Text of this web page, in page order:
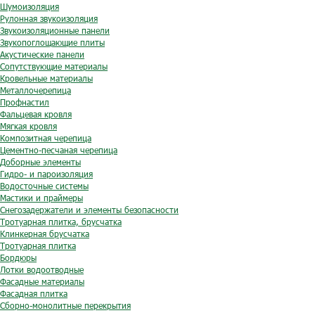
Шумоизоляция
Рулонная звукоизоляция
Звукоизоляционные панели
Звукопоглощающие плиты
Акустические панели
Сопутствующие материалы
Кровельные материалы
Металлочерепица
Профнастил
Фальцевая кровля
Мягкая кровля
Композитная черепица
Цементно-песчаная черепица
Доборные элементы
Гидро- и пароизоляция
Водосточные системы
Мастики и праймеры
Снегозадержатели и элементы безопасности
Тротуарная плитка, брусчатка
Клинкерная брусчатка
Тротуарная плитка
Бордюры
Лотки водоотводные
Фасадные материалы
Фасадная плитка
Сборно-монолитные перекрытия